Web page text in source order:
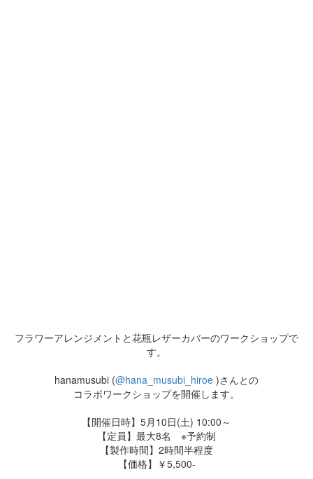
フラワーアレンジメントと花瓶レザーカバーのワークショップで
す。
hanamusubi (@hana_musubi_hiroe )さんとの
コラボワークショップを開催します。
【開催日時】5月10日(土) 10:00～
【定員】最大8名 ※予約制
【製作時間】2時間半程度
【価格】￥5,500-